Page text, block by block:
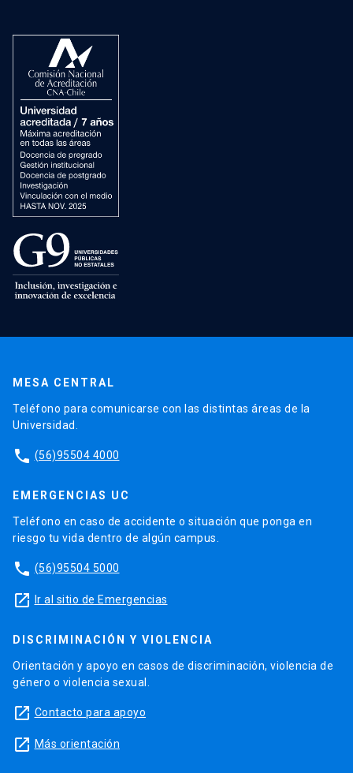
MESA CENTRAL
Teléfono para comunicarse con las distintas áreas de la
Universidad.
phone (56)95504 4000
EMERGENCIAS UC
Teléfono en caso de accidente o situación que ponga en
riesgo tu vida dentro de algún campus.
phone (56)95504 5000
launch Ir al sitio de Emergencias
DISCRIMINACIÓN Y VIOLENCIA
Orientación y apoyo en casos de discriminación, violencia de
género o violencia sexual.
launch Contacto para apoyo
launch Más orientación